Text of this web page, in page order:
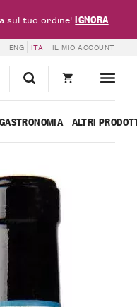
»LANGHE
ENG ITA IL MIO ACCOUNT
GASTRONOMIA ALTRI
sul tuo ordine!IGNORA